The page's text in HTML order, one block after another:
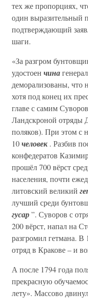
тех же пропорциях,
один выразительный
подтверждающий
шаги.
«За разгром
удостоен чина
деморализованы, что
хотя под конец их
главе с самим
Ландскроной отряды
поляков). При этом с
10человек. Разбив
конфедератов
прошёл 700 вёрст
населения, почти
литовский великий
лучший среди
гусар”. Суворов с
200 вёрст, напал на
разгромил гетмана.
отряд в Кракове – и
А после 1794 года
прекрасную
лету». Массово